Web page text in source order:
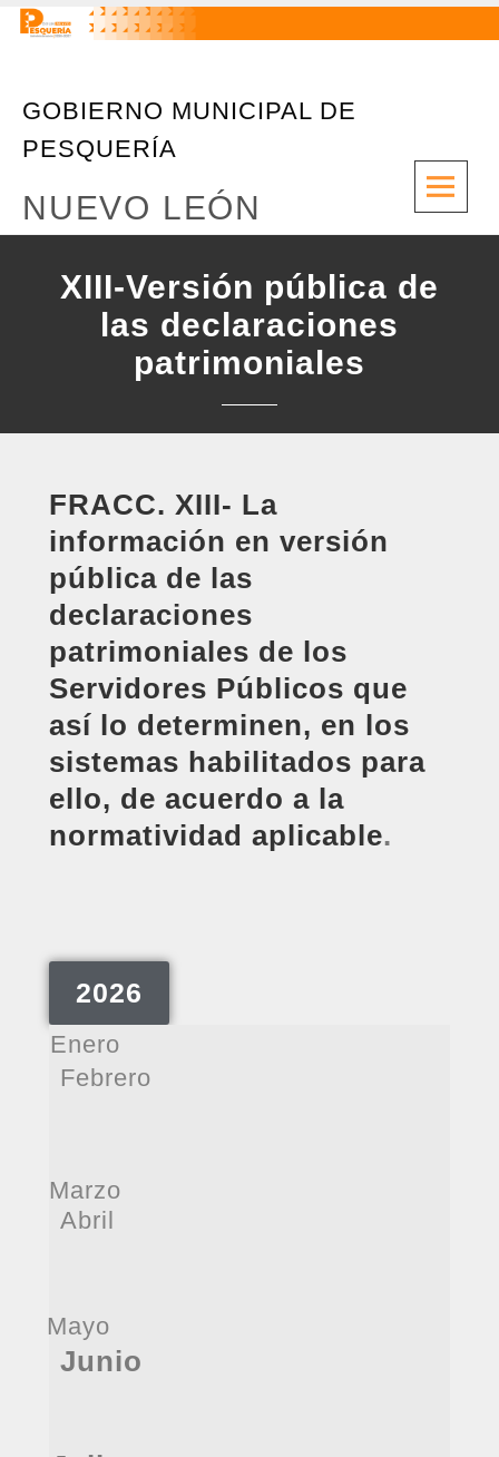
GOBIERNO MUNICIPAL DE
PESQUERÍA
NUEVO LEÓN
XIII-Versión pública de
las declaraciones
patrimoniales
FRACC. XIII- La
información en versión
pública de las
declaraciones
patrimoniales de los
Servidores Públicos que
así lo determinen, en los
sistemas habilitados para
ello, de acuerdo a la
normatividad aplicable.
2026
Enero
Febrero
Marzo
Abril
Mayo
Junio